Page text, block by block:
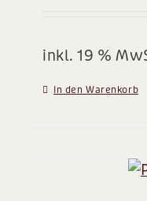
inkl. 19 %
In den Warenkorb